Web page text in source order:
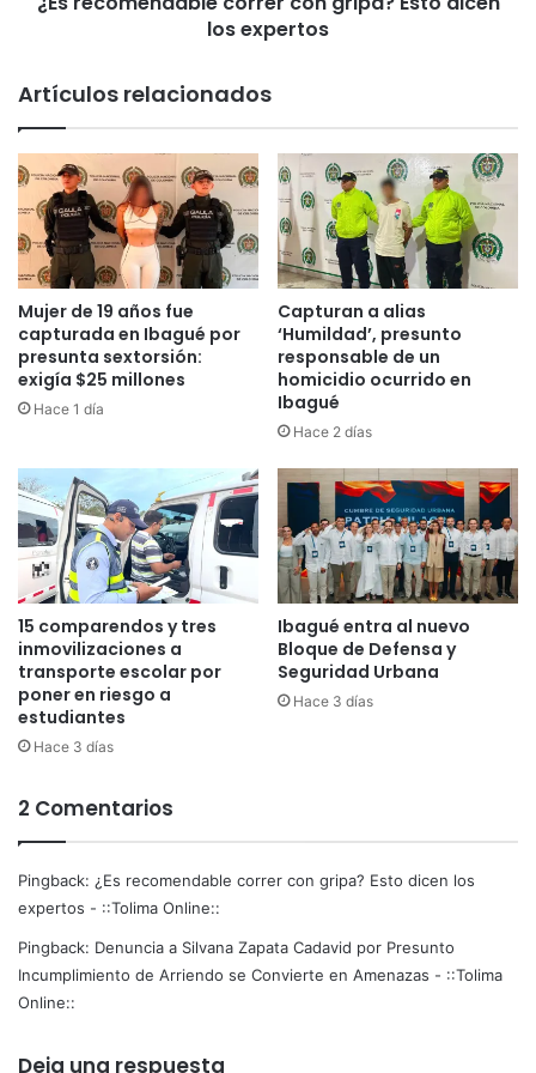
t
e
r
c
b
e
e
F
ú
o
l
S
o
o
r
o
A
d
a
p
a
o
l
e
c
o
e
r
c
o
n
g
r
a
?
E
s
o
d
i
c
e
n
l
s
p
e
t
o
s
los expertos
Artículos relacionados
Mujer de 19 años fue
capturada en Ibagué por
presunta sextorsión:
exigía $25 millones
Hace 1 día
Capturan a alias
‘Humildad’, presunto
responsable de un
homicidio ocurrido en
Ibagué
Hace 2 días
15 comparendos y tres
inmovilizaciones a
transporte escolar por
poner en riesgo a
estudiantes
Hace 3 días
Ibagué entra al nuevo
Bloque de Defensa y
Seguridad Urbana
Hace 3 días
2 Comentarios
Pingback: ¿Es recomendable correr con gripa? Esto dicen los
expertos - ::Tolima Online::
Pingback: Denuncia a Silvana Zapata Cadavid por Presunto
Incumplimiento de Arriendo se Convierte en Amenazas - ::Tolima
Online::
Deja una respuesta